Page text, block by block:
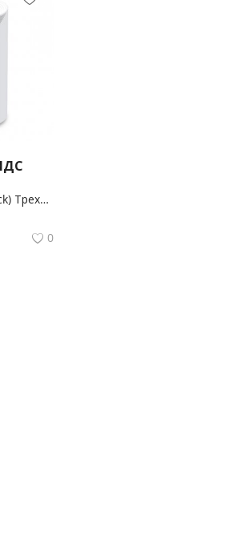
Deco BE65-5G(1-pack) Трехдиапазонная Mesh-модуль Wi-Fi 7 BE11000 с поддержкой 5G
0